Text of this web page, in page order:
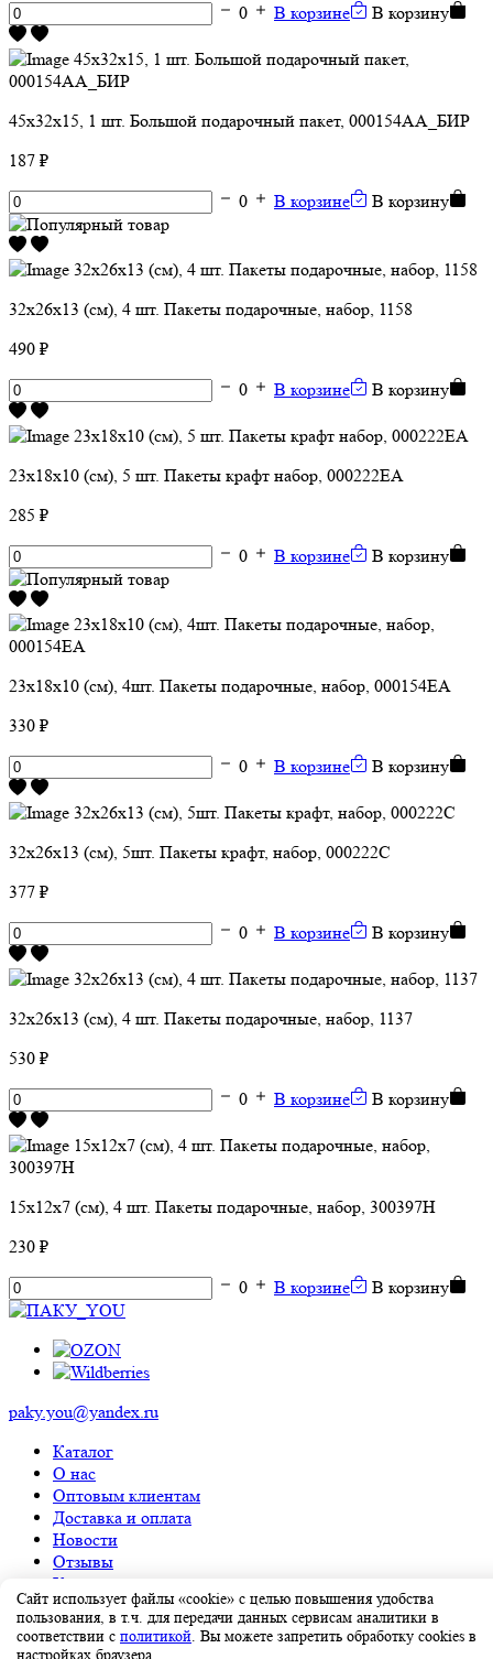
0
В корзине В корзину
45х32х15, 1 шт. Большой подарочный пакет, 000154АА_БИР
187 ₽
0
В корзине В корзину
32х26х13 (см), 4 шт. Пакеты подарочные, набор, 1158
490 ₽
0
В корзине В корзину
23х18х10 (см), 5 шт. Пакеты крафт набор, 000222ЕА
285 ₽
0
В корзине В корзину
23х18х10 (см), 4шт. Пакеты подарочные, набор, 000154ЕА
330 ₽
0
В корзине В корзину
32х26х13 (см), 5шт. Пакеты крафт, набор, 000222C
377 ₽
0
В корзине В корзину
32х26х13 (см), 4 шт. Пакеты подарочные, набор, 1137
530 ₽
0
В корзине В корзину
15х12х7 (см), 4 шт. Пакеты подарочные, набор, 300397H
230 ₽
0
В корзине В корзину
paky.you@yandex.ru
Каталог
О нас
Оптовым клиентам
Доставка и оплата
Новости
Отзывы
Контакты
Copyright © 2026 ПАКУ_YOU. Все права защищены.
Политика конфиденциальности
Согласие на обработку
Сайт использует файлы «cookie» с целью повышения удобства
пользования, в т.ч. для передачи данных сервисам аналитики в
соответствии с политикой . Вы можете запретить обработку cookies в
настройках браузера.